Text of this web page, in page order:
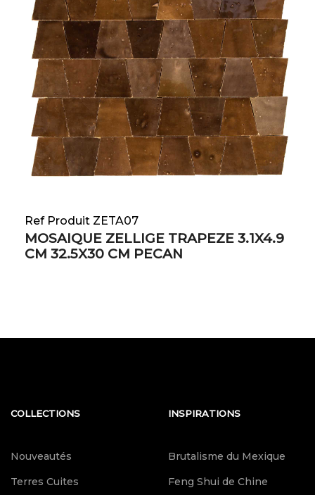
Ref Produit ZETA07
MOSAIQUE ZELLIGE TRAPEZE 3.1X4.9
CM 32.5X30 CM PECAN
COLLECTIONS
Nouveautés
Terres Cuites
INSPIRATIONS
Brutalisme du Mexique
Feng Shui de Chine